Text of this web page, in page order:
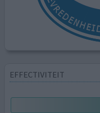
EFFECTIVITEIT